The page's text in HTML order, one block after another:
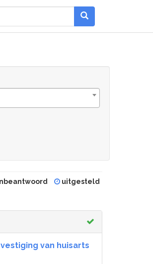
uitgesteld
van huisarts